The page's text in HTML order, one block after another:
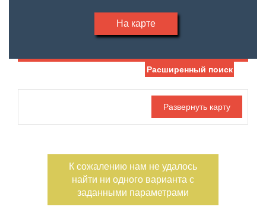
На карте
Жилая площадь
—
Площадь кухни
Санузел
Участок, сотки
—
Этажность
Расширенный поиск
К сожалению нам не удалось
найти ни одного варианта с
заданными параметрами